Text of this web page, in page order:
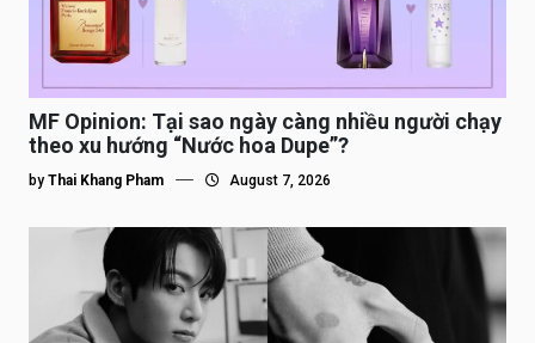
MF Opinion: Tại sao ngày càng nhiều người chạy
theo xu hướng “Nước hoa Dupe”?
by Thai Khang Pham August 7, 2026